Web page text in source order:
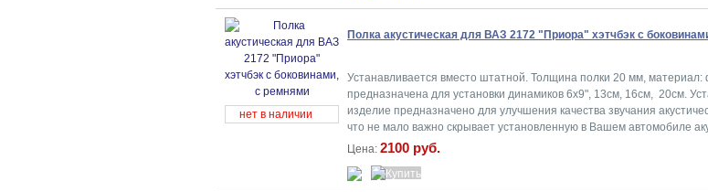
нет в наличии
Полка акустическая для ВАЗ 2172 "Приора" хэтчбэк с
Устанавливается вместо штатной. Толщина полки 20 мм, материал:
предназначена для установки динамиков 6x9", 13см, 16см, 20см.
изделие предназначено для улучшения качества звучания
что не мало важно скрывает установленную в Вашем автомобиле
Цена: 2100 руб.